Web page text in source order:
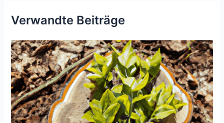
Verwandte Beiträge